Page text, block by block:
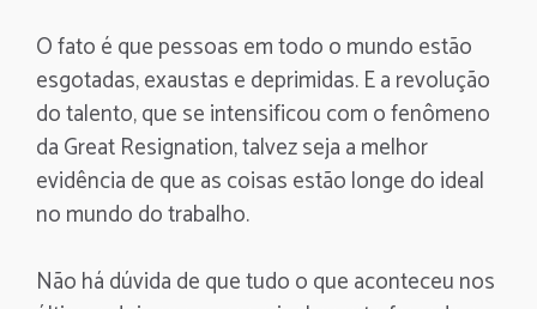
O fato é que pessoas em todo o mundo estão
esgotadas, exaustas e deprimidas. E a revolução
do talento, que se intensificou com o fenômeno
da Great Resignation, talvez seja a melhor
evidência de que as coisas estão longe do ideal
no mundo do trabalho.
Não há dúvida de que tudo o que aconteceu nos